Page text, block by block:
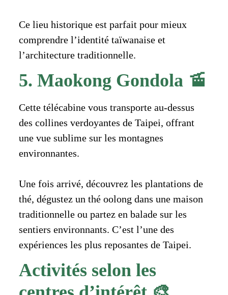
Ce lieu historique est parfait pour mieux
comprendre l’identité taïwanaise et
l’architecture traditionnelle.
5. Maokong Gondola 🚡
Cette télécabine vous transporte au-dessus
des collines verdoyantes de Taipei, offrant
une vue sublime sur les montagnes
environnantes.
Une fois arrivé, découvrez les plantations de
thé, dégustez un thé oolong dans une maison
traditionnelle ou partez en balade sur les
sentiers environnants. C’est l’une des
expériences les plus reposantes de Taipei.
Activités selon les